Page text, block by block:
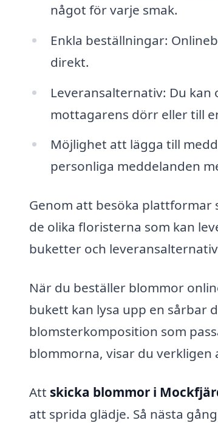
något för varje smak.
Enkla beställningar:
direkt.
Leveransalternativ: Du
mottagarens dörr eller till
Möjlighet att lägga till
personliga meddelanden
Genom att besöka plattformar
de olika floristerna som kan
buketter och
När du beställer blommor
bukett kan lysa upp en sårbar
blomsterkomposition som
blommorna, visar du verkligen
Att skicka blommor i
att sprida glädje. Så nästa